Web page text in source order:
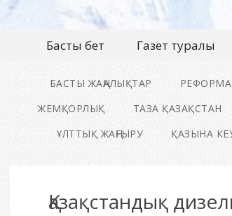
Басты бет Газет туралы
БАСТЫ ЖАҢАЛЫҚТАР РЕФОРМА
ЖЕМҚОРЛЫҚ
ТАЗА ҚАЗАҚСТАН
ҰЛТТЫҚ ЖАҢҒЫРУ
ҚАЗЫНА
Қазақстандық